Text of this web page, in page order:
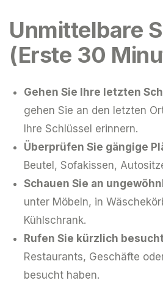
Unmittelbare
(Erste 30
Gehen Sie Ihre letzten
gehen Sie an den letzten
Ihre Schlüssel erinnern.
Überprüfen Sie gängige
Beutel, Sofakissen,
Schauen Sie an
unter Möbeln, in
Kühlschrank.
Rufen Sie kürzlich
Restaurants, Geschäfte
besucht haben.